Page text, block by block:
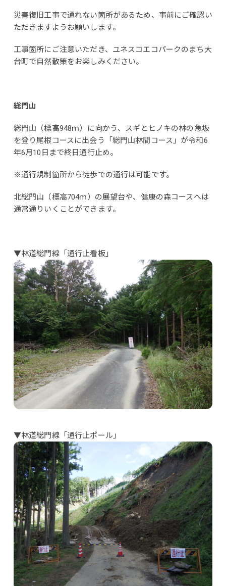
災害復旧工事で通れない箇所があるため、事前にご確認い
ただきますようお願いします。
工事箇所にご注意いただき、ユネスコエコパークのまち大
台町で自然散策をお楽しみください。
総門山
総門山（標高948ｍ）に向かう、スギとヒノキの林の急坂
を登り尾根コースに出会う「総門山林間コース」が令和6
年6月10日まで終日通行止め。
※通行規制箇所から徒歩での通行は可能です。
北総門山（標高704ｍ）の展望台や、健康の森コースへは
通常通りいくことができます。
▼林道総門線「通行止看板」
▼林道総門線「通行止ポール」